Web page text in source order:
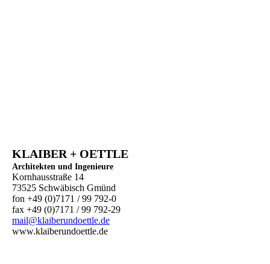
KLAIBER + OETTLE
Architekten und Ingenieure
Kornhausstraße 14
73525 Schwäbisch Gmünd
fon +49 (0)7171 / 99 792-0
fax +49 (0)7171 / 99 792-29
mail@klaiberundoettle.de
www.klaiberundoettle.de